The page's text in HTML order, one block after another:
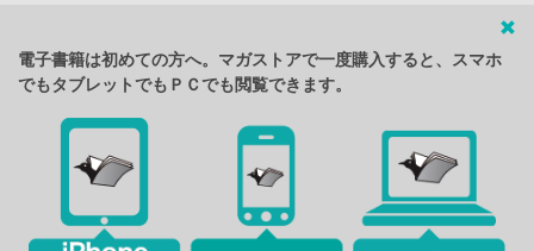
電子書籍は初めての方へ。マガストアで一度購入すると、スマホ
でもタブレットでもＰＣでも閲覧できます。